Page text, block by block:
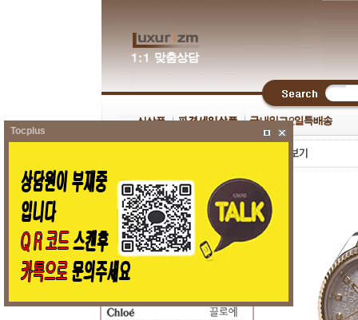
Tocplus